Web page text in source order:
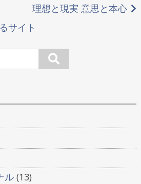
理想と現実 意思と本心
サイト
ル(13)